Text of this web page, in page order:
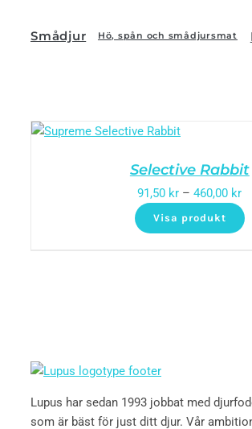
Smådjur Hö, spån och smådjursmat
Selective Rabbit
91,50 kr –460,00 kr
Visa produkt
Lupus har sedan 1993 jobbat med
som är bäst för just ditt djur. Vår